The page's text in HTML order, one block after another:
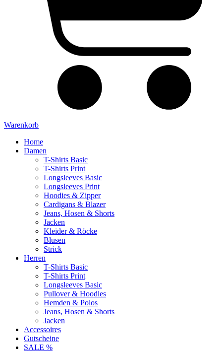
Warenkorb
Home
Damen
T-Shirts Basic
T-Shirts Print
Longsleeves Basic
Longsleeves Print
Hoodies & Zipper
Cardigans & Blazer
Jeans, Hosen & Shorts
Jacken
Kleider & Röcke
Blusen
Strick
Herren
T-Shirts Basic
T-Shirts Print
Longsleeves Basic
Pullover & Hoodies
Hemden & Polos
Jeans, Hosen & Shorts
Jacken
Accessoires
Gutscheine
SALE %